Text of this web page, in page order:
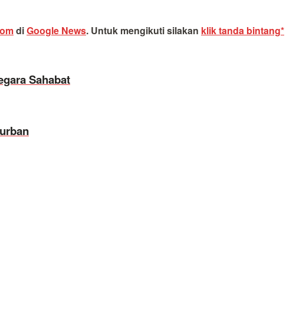
diGoogle News. Untuk mengikuti silakan klik tanda bintang*
Sahabat